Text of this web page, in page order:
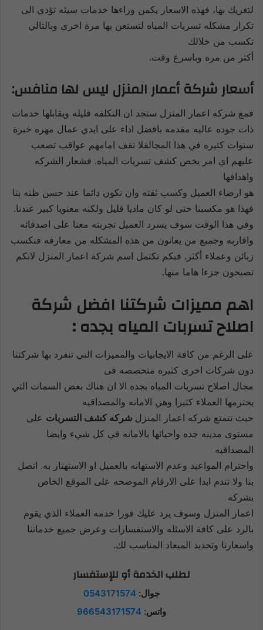
لتغريك بها، فهذه الاسعار يكمن وراءها خدمات سيئه تؤدي الى
تكرار مشكله تسربات المياه لتستعن بها مرة اخرى وبالتالي
تكسب من خلالك
أكثر من مره وباسرع وقت.
أسعار شركة أعمار المنزل ليس لها منافس:
فمع شركه اعمار المنزل ستجد ان التكلفه قليله ويقابلها خدمات
ذات جوده عاليه مقدمه بافضل اداء على ايدي عمال مهره خبرة
سنوات كثيره في هذا المجالفلا تقف امامهم عواقب تصعب
عليهم اي امر يخص كشف تسربات المياه. فشعار الشركه
واهدافها
هو ارضاء العميل وكسب ثقته وان نكون دائما عند حسن ظنه بنا
فهذا هو مكسبنا حتى لو كان ماديا قليل ولكنه معنويا كبير عندنا.
وفي هذا الوقت سوف يسرد العميل تجربته معنا على اصدقائه
واقاربه وجميع من يعانون من هذه المشكله من معارفه فنكسب
زبائن وعملاء أكثر. فبكم تكتمل اسم شركة اعمار المنزل لانكم
تصبحون جزءا هاما منها.
اهم مميزات شركتنا افضل شركة
اصلاح تسربات المياه بجده :
على الرغم من كافة الايجابيات والمميزات التي تنفرد بها شركتنا
دون شركات اخرى كثيره متخصصه فى
مجال اصلاح تسربات المياه بجده الا ان هناك بعض السمات التي
يحترمها العملاء كثيرا وهي الامانه والمصداقيه
حيث تتمتع شركه اعمار المنزل شركه كشف التسربات على
مستوى مدينه جده واحيائها بالامانه في كل شيء وايضا
المصداقيه
واحترام المواعيد وعدم الاستهانه بالعميل او الاستهتار به. اتصل
بنا ولا تندم ابدا على الارقام الموضحه على الموقع الخاص
بشركه
اعمار المنزل وسوف يرد عليك فورا خدمه العملاء الذي يقوم
بالرد على كافة الاسئله والاستفسارات وعرض جميع خدماتنا
واسعارنا وتحديد الميعاد المناسب لك.
لطلب الخدمة أو للإستفسار
جوال:0543171574
واتس:966543171574